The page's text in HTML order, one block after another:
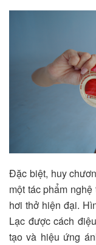
Đặc biệt, huy
một tác phẩm
hơi thở hiện đại.
Lạc được cách
tạo và hiệu ứng